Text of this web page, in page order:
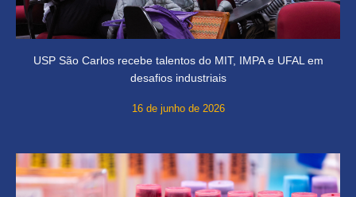
USP São Carlos recebe talentos do MIT, IMPA e UFAL em
desafios industriais
16 de junho de 2026